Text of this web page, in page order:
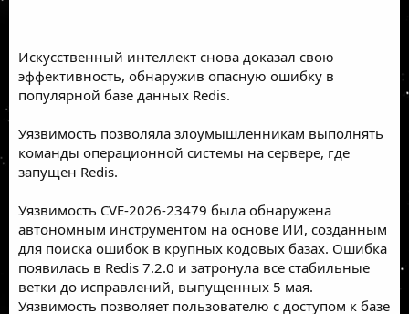
Искусственный интеллект снова доказал свою
эффективность, обнаружив опасную ошибку в
популярной базе данных Redis.
Уязвимость позволяла злоумышленникам выполнять
команды операционной системы на сервере, где
запущен Redis.
Уязвимость CVE-2026-23479 была обнаружена
автономным инструментом на основе ИИ, созданным
для поиска ошибок в крупных кодовых базах. Ошибка
появилась в Redis 7.2.0 и затронула все стабильные
ветки до исправлений, выпущенных 5 мая.
Уязвимость позволяет пользователю с доступом к базе